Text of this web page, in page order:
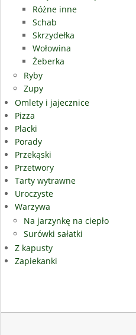
Różne inne
Schab
Skrzydełka
Wołowina
Żeberka
Ryby
Zupy
Omlety i jajecznice
Pizza
Placki
Porady
Przekąski
Przetwory
Tarty wytrawne
Uroczyste
Warzywa
Na jarzynkę na ciepło
Surówki sałatki
Z kapusty
Zapiekanki